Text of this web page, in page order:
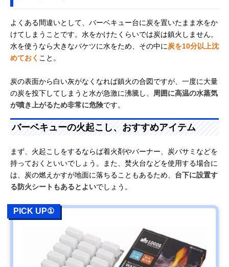
よくある間違いとして、バーベキュー台に炭を置いたまま水をか
けてしまうことです。水をかけたくらいでは炭は鎮火しません。
水を使うなら大きなバケツに水をため、その中に炭を10分以上沈
めておく こと。
炭の表面から白い灰がなくなれば鎮火の合図ですが、一度に大量
の炭を投下してしまうと水が急激に沸騰し、 周囲に高温の水蒸気
が噴き上がるため非常に危険です。
バーベキューの火起こし、おすすめアイテム
まず、火起こしをするならば着火剤やバーナー、炭バサミなどを
持っておくといいでしょう。また、焚火台などを使用する場合に
は、炭の燃えかすが地面に落ちることもあるため、 台下に設置す
る防火シートもあるとよいでしょう。
PICK UP①